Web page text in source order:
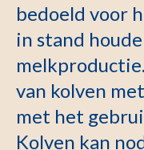
bedoeld voor
in stand
van kolven
met het
Kolven kan